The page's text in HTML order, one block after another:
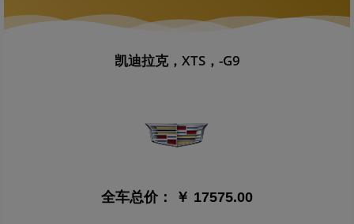
凯迪拉克，XTS，-G9
全车总价： ￥ 17575.00